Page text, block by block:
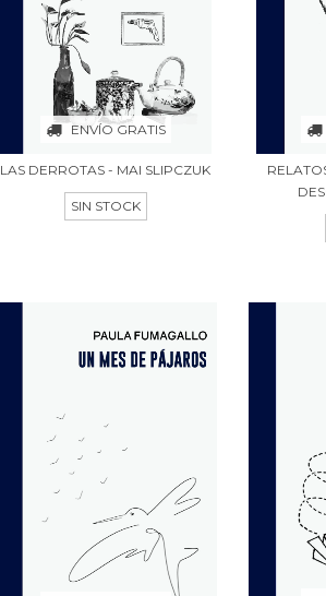
ENVÍO GRATIS
LAS DERROTAS - MAI SLIPCZUK
SIN STOCK